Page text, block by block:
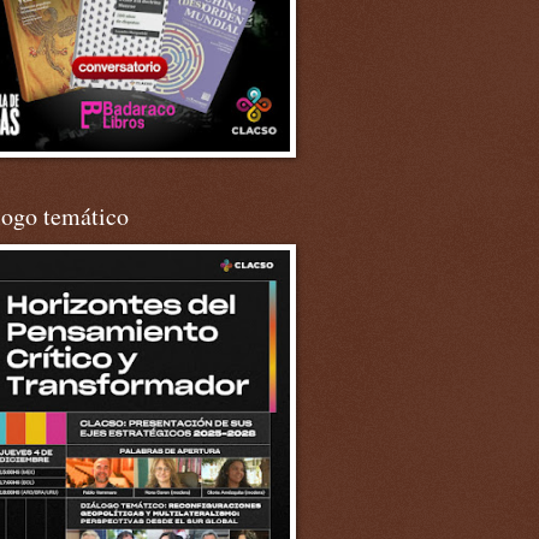
temático